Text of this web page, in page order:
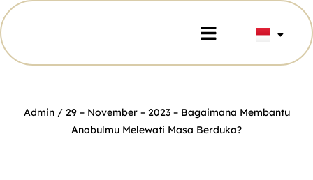
Admin/ 29 – November – 2023 – Bagaimana Membantu
Anabulmu Melewati Masa Berduka?